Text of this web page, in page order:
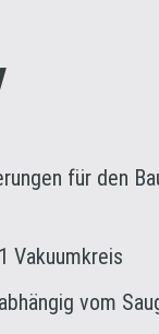
für den
1 Vakuumkreis
abhängig vom